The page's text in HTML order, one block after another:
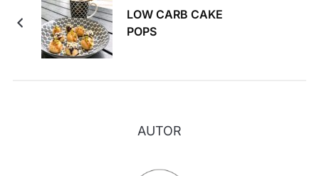
LOW CARB CAKE
POPS
AUTOR